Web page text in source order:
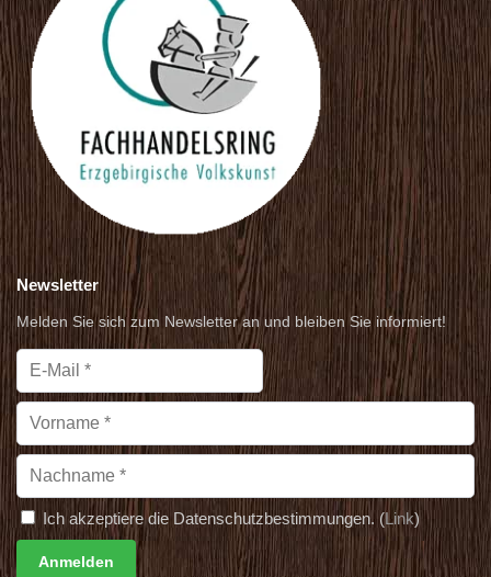
Newsletter
Melden Sie sich zum Newsletter an und bleiben Sie informiert!
Ich akzeptiere die Datenschutzbestimmungen. (Link)